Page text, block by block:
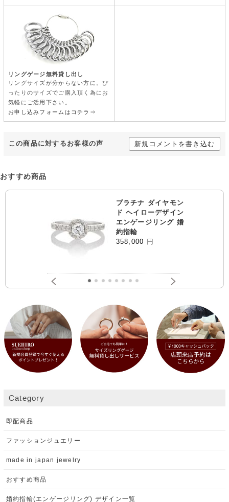
リングゲージ無料貸し出し
リングサイズが分からない方に。ぴ
ったりのサイズでご購入頂く為にお
気軽にご活用下さい。
お申し込みフォームはコチラ⇒
この商品に対するお客様の声 新規コメントを書き込む
おすすめ商品
プラチナ ダイヤモン
ド ヘイローデザイン
エンゲージリング 婚
約指輪
358,000 円
Category
即配商品
ファッションジュエリー
made in japan jewelry
おすすめ商品
婚約指輪(エンゲージリング) デザイン一覧